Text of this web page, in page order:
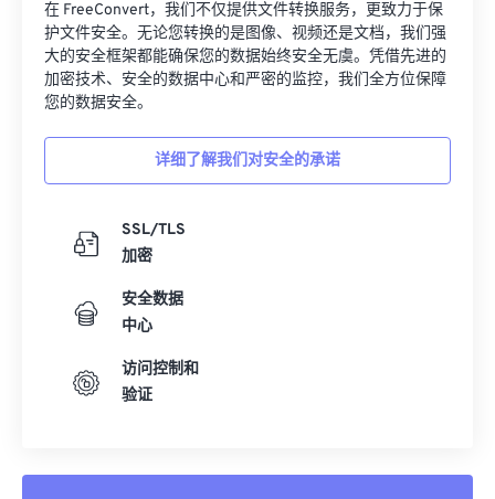
在 FreeConvert，我们不仅提供文件转换服务，更致力于保
护文件安全。无论您转换的是图像、视频还是文档，我们强
大的安全框架都能确保您的数据始终安全无虞。凭借先进的
加密技术、安全的数据中心和严密的监控，我们全方位保障
您的数据安全。
详细了解我们对安全的承诺
SSL/TLS
加密
安全数据
中心
访问控制和
验证